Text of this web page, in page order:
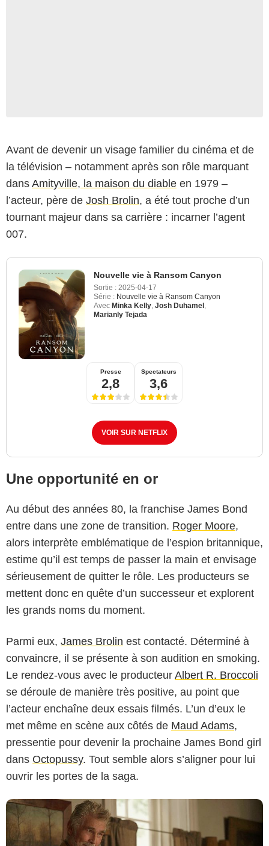
Avant de devenir un visage familier du cinéma et de
la télévision – notamment après son rôle marquant
dans Amityville, la maison du diable en 1979 –
l’acteur, père de Josh Brolin, a été tout proche d’un
tournant majeur dans sa carrière : incarner l’agent
007.
Nouvelle vie à Ransom Canyon
Sortie : 2025-04-17
Série : Nouvelle vie à Ransom Canyon
Avec Minka Kelly Josh Duhamel
Marianly Tejada
Presse
2,8
Spectateurs
3,6
VOIR SUR NETFLIX
Une opportunité en or
Au début des années 80, la franchise James Bond
entre dans une zone de transition. Roger Moore,
alors interprète emblématique de l’espion britannique,
estime qu’il est temps de passer la main et envisage
sérieusement de quitter le rôle. Les producteurs se
mettent donc en quête d’un successeur et explorent
les grands noms du moment.
Parmi eux, James Brolin est contacté. Déterminé à
convaincre, il se présente à son audition en smoking.
Le rendez-vous avec le producteur Albert R. Broccoli
se déroule de manière très positive, au point que
l’acteur enchaîne deux essais filmés. L’un d’eux le
met même en scène aux côtés de Maud Adams,
pressentie pour devenir la prochaine James Bond girl
dans Octopussy. Tout semble alors s’aligner pour lui
ouvrir les portes de la saga.